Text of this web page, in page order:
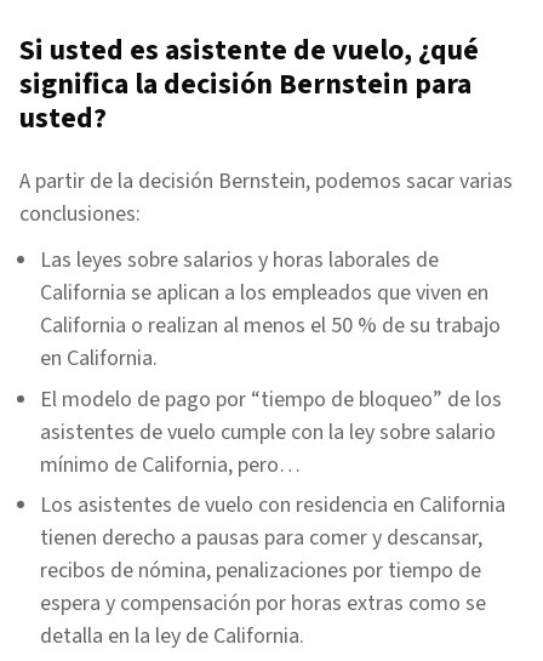
Si usted es asistente de vuelo, ¿qué
significa la decisión Bernstein para
usted?
A partir de la decisión Bernstein, podemos sacar varias
conclusiones:
Las leyes sobre salarios y horas laborales de
California se aplican a los empleados que viven en
California o realizan al menos el 50 % de su trabajo
en California.
El modelo de pago por “tiempo de bloqueo” de los
asistentes de vuelo cumple con la ley sobre salario
mínimo de California, pero…
Los asistentes de vuelo con residencia en California
tienen derecho a pausas para comer y descansar,
recibos de nómina, penalizaciones por tiempo de
espera y compensación por horas extras como se
detalla en la ley de California.